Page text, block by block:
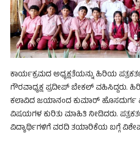
ಕಾರ್ಯಕ್ರಮದ ಅಧ್ಯಕ್ಷತೆಯನ್ನು ಹಿರಿಯ
ಗೌರವಾಧ್ಯಕ್ಷ ಪ್ರದೀಪ್ ಬೇಕಲ್ ವಹಿಸಿದ್ದರು.
ಕಲಾವಿದ ಜಯಾನಂದ ಕುಮಾರ್ ಹೊಸದುರ್ಗ
ವಿಷಯಗಳ ಕುರಿತು ಮಾಹಿತಿ ನೀಡಿದರು.
ವಿದ್ಯಾರ್ಥಿಗಳಿಗೆ ವರದಿ ತಯಾರಿಕೆಯ ಬಗ್ಗೆ